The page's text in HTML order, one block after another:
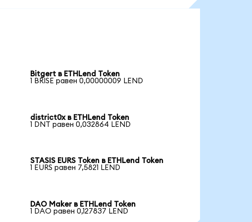
Bitgert в ETHLend Token
1 BRISE равен 0,00000009 LEND
district0x в ETHLend Token
1 DNT равен 0,032864 LEND
STASIS EURS Token в ETHLend Token
1 EURS равен 7,5821 LEND
DAO Maker в ETHLend Token
1 DAO равен 0,127837 LEND